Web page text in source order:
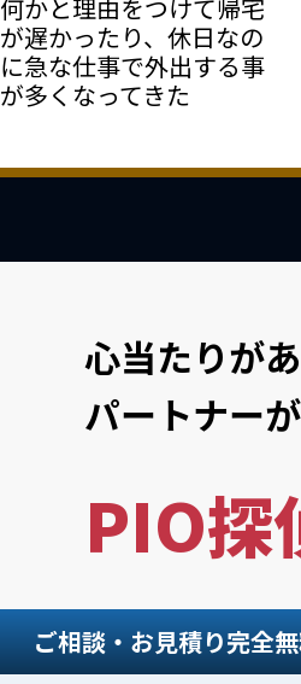
何かと理由をつけて帰宅
が遅かったり、休日なの
に急な仕事で外出する事
が多くなってきた
心当たりが
パートナーが
PIO探
ご相談・お見積り完全